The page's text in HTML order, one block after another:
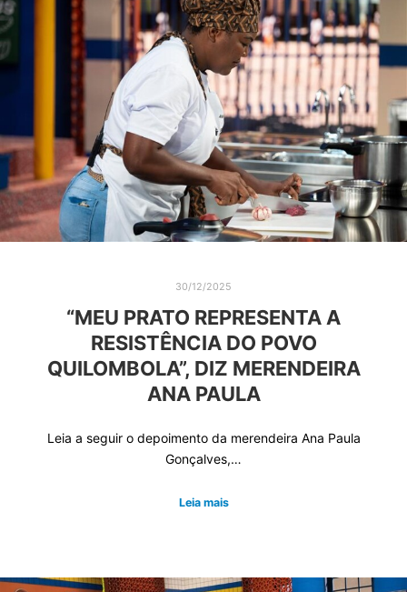
30/12/2025
“MEU PRATO REPRESENTA A
RESISTÊNCIA DO POVO
QUILOMBOLA”, DIZ MERENDEIRA
ANA PAULA
Leia a seguir o depoimento da merendeira Ana Paula
Gonçalves,…
Leia mais